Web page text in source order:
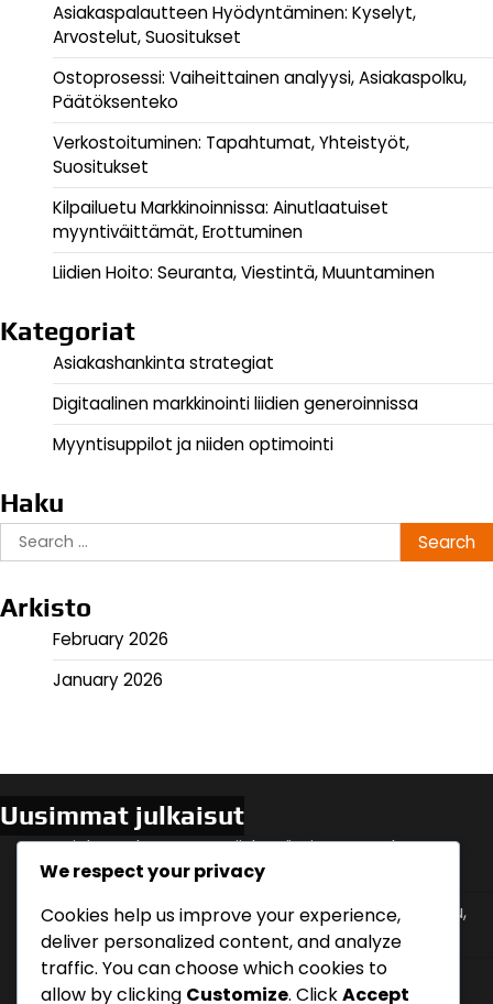
Asiakaspalautteen Hyödyntäminen: Kyselyt,
Arvostelut, Suositukset
Ostoprosessi: Vaiheittainen analyysi, Asiakaspolku,
Päätöksenteko
Verkostoituminen: Tapahtumat, Yhteistyöt,
Suositukset
Kilpailuetu Markkinoinnissa: Ainutlaatuiset
myyntiväittämät, Erottuminen
Liidien Hoito: Seuranta, Viestintä, Muuntaminen
Kategoriat
Asiakashankinta strategiat
Digitaalinen markkinointi liidien generoinnissa
Myyntisuppilot ja niiden optimointi
Haku
Search
for:
Arkisto
February 2026
January 2026
Uusimmat julkaisut
Asiakaspalautteen Hyödyntäminen: Kyselyt,
Arvostelut, Suositukset
Ostoprosessi: Vaiheittainen analyysi, Asiakaspolku,
Päätöksenteko
Verkostoituminen: Tapahtumat, Yhteistyöt,
We respect your privacy
Cookies help us improve your experience,
deliver personalized content, and analyze
traffic. You can choose which cookies to
allow by clicking Customize. ClickAccept